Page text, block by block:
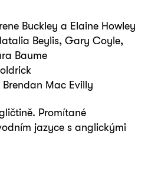
Buckley a Elaine Howley
Beylis, Gary Coyle,
Baume
Mac Evilly
Promítané
jazyce s anglickými